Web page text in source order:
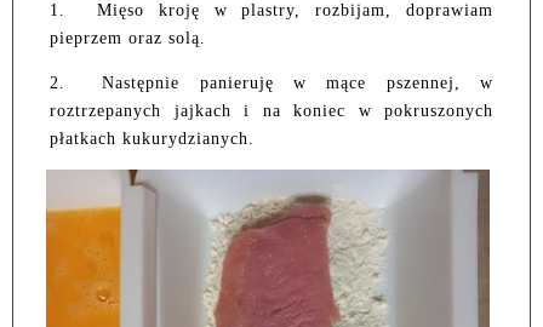
1.
Mięso kroję w plastry, rozbijam, doprawiam
pieprzem oraz solą.
2.
Następnie panieruję w mące pszennej, w
roztrzepanych jajkach i na koniec w pokruszonych
płatkach kukurydzianych.